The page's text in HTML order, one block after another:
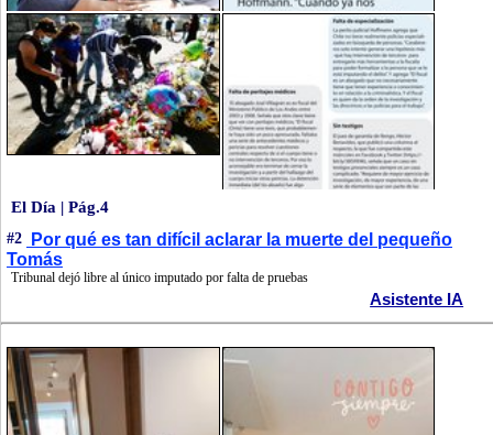
El Día | Pág.4
#2
Por qué es tan difícil aclarar la muerte del pequeño
Tomás
Tribunal dejó libre al único imputado por falta de pruebas
Asistente IA